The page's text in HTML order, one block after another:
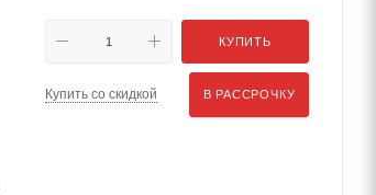
КУПИТЬ
Купить со скидкой В РАССРОЧКУ